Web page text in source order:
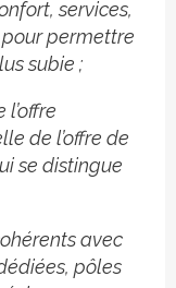
services,
permettre
subie ;
de l’offre de
se distingue
avec
pôles